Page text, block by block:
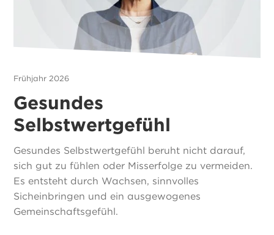
Frühjahr 2026
Gesundes
Selbstwertgefühl
Gesundes Selbstwertgefühl beruht nicht darauf,
sich gut zu fühlen oder Misserfolge zu vermeiden.
Es entsteht durch Wachsen, sinnvolles
Sicheinbringen und ein ausgewogenes
Gemeinschaftsgefühl.